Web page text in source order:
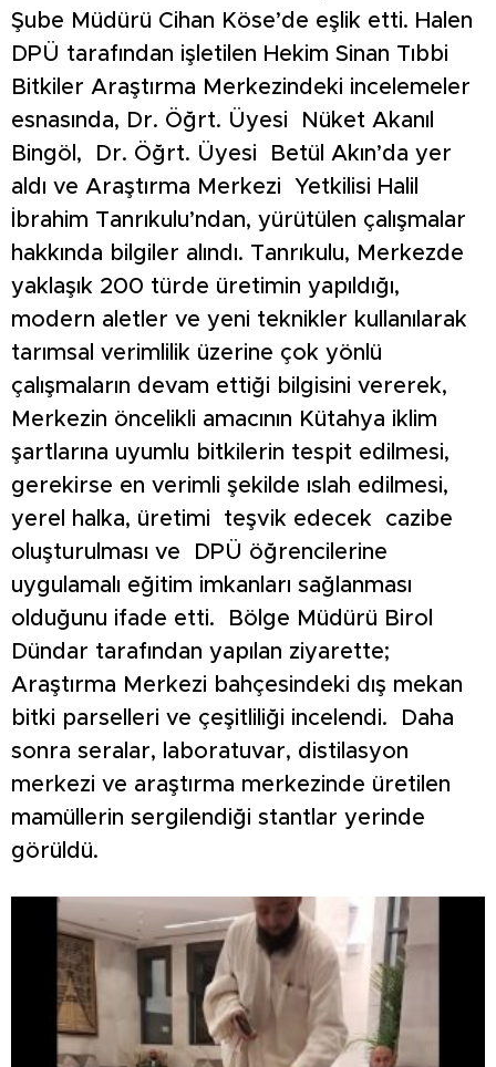
Şube Müdürü Cihan Köse’de eşlik etti. Halen
DPÜ tarafından işletilen Hekim Sinan Tıbbi
Bitkiler Araştırma Merkezindeki incelemeler
esnasında, Dr. Öğrt. Üyesi Nüket Akanıl
Bingöl, Dr. Öğrt. Üyesi Betül Akın’da yer
aldı ve Araştırma Merkezi Yetkilisi Halil
İbrahim Tanrıkulu’ndan, yürütülen çalışmalar
hakkında bilgiler alındı. Tanrıkulu, Merkezde
yaklaşık 200 türde üretimin yapıldığı,
modern aletler ve yeni teknikler kullanılarak
tarımsal verimlilik üzerine çok yönlü
çalışmaların devam ettiği bilgisini vererek,
Merkezin öncelikli amacının Kütahya iklim
şartlarına uyumlu bitkilerin tespit edilmesi,
gerekirse en verimli şekilde ıslah edilmesi,
yerel halka, üretimi teşvik edecek cazibe
oluşturulması ve DPÜ öğrencilerine
uygulamalı eğitim imkanları sağlanması
olduğunu ifade etti. Bölge Müdürü Birol
Dündar tarafından yapılan ziyarette;
Araştırma Merkezi bahçesindeki dış mekan
bitki parselleri ve çeşitliliği incelendi. Daha
sonra seralar, laboratuvar, distilasyon
merkezi ve araştırma merkezinde üretilen
mamüllerin sergilendiği stantlar yerinde
görüldü.